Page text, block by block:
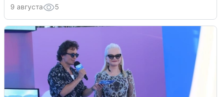
9 августа 5